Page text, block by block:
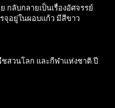
กลับกลายเป็นเรื่องอัศจรรย์
จุอยู่ในผอบแก้ว มีสีขาว
สวนโลก และกีฬาแห่งชาติ ปี